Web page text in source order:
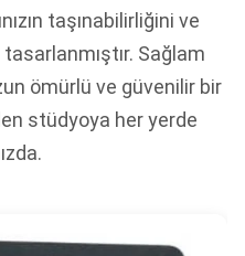
taşınabilirliğini ve
Sağlam
ömürlü ve güvenilir bir
stüdyoya her yerde